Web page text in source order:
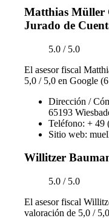
Matthias Müller
Jurado de
5.0 / 5.0
El asesor fiscal
5,0 / 5,0 en Google
Dirección /
65193
Teléfono: + 49
Sitio web:
Willitzer
5.0 / 5.0
El asesor fiscal
valoración de 5,0 /